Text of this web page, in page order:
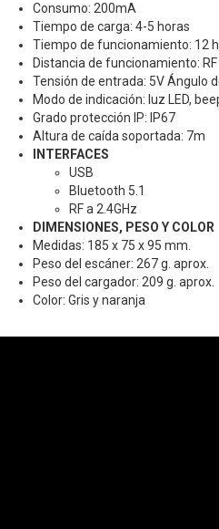
Consumo: 200mA
Tiempo de carga: 4-5 horas
Tiempo de funcionamiento: 12
Distancia de funcionamiento:
Tensión de entrada: 5V Ángulo
Modo de indicación: luz LED,
Grado protección IP: IP67
Altura de caída soportada: 7m
INTERFACES
USB
Bluetooth 5.1
RF a 2.4GHz
DIMENSIONES, PESO Y COLOR
Medidas: 185 x 75 x 95 mm.
Peso del escáner: 267 g. aprox.
Peso del cargador: 209 g. aprox.
Color: Gris y naranja